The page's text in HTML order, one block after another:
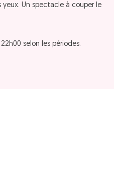
yeux. Un spectacle à couper le
selon les périodes.